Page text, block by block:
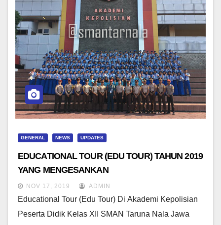
GENERAL NEWS UPDATES
EDUCATIONAL TOUR (EDU TOUR) TAHUN 2019
YANG MENGESANKAN
NOV 17, 2019 ADMIN
Educational Tour (Edu Tour) Di Akademi Kepolisian
Peserta Didik Kelas XII SMAN Taruna Nala Jawa